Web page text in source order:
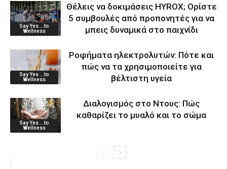
Say Yes ...to
Wellness
Θέλεις να δοκιμάσεις HYROX; Ορίστε
5 συμβουλές από προπονητές για να
μπεις δυναμικά στο παιχνίδι
Say Yes ...to
Wellness
Ροφήματα ηλεκτρολυτών: Πότε και
πώς να τα χρησιμοποιείτε για
βέλτιστη υγεία
Say Yes ...to
Wellness
Διαλογισμός στο Ντους: Πώς
καθαρίζει το μυαλό και το σώμα